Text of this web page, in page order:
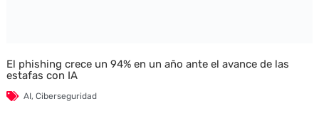
El phishing crece un 94% en un año ante el avance de las
estafas con IA
AI, Ciberseguridad